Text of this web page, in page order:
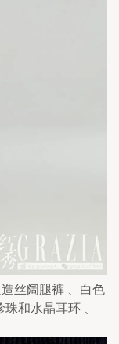
丝阔腿裤 、白色
和水晶耳环 、